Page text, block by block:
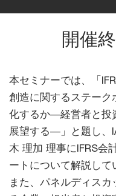
開催
本セミナーでは、「
創造に関するステーク
化するか―経営者と投
展望する―」と題し、
木 理加 理事にIFRS会
ートについて解説して
また、パネルディス